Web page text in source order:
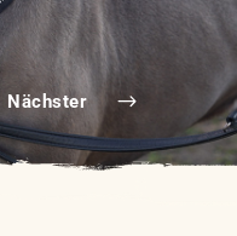
Nächster